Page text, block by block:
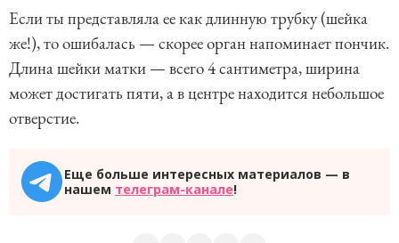
Если ты представляла ее как длинную трубку (шейка
же!), то ошибалась — скорее орган напоминает пончик.
Длина шейки матки — всего 4 сантиметра, ширина
может достигать пяти, а в центре находится небольшое
отверстие.
Еще больше интересных материалов — в
нашем телеграм-канале!